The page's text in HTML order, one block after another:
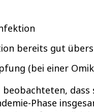
bereits gut
(bei einer
dass
Phase